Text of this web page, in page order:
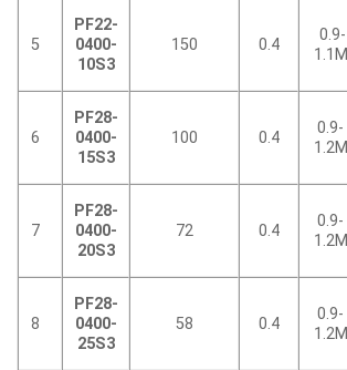
5
PF22-
0400-
10S3
150 0.4
0.9-
1.1M
6
PF28-
0400-
15S3
100 0.4
0.9-
1.2M
7
PF28-
0400-
20S3
72 0.4
0.9-
1.2M
8
PF28-
0400-
25S3
58 0.4
0.9-
1.2M